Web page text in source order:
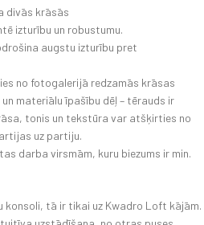
divās krāsās
izturību un robustumu.
augstu izturību pret
no fotogalerijā redzamās krāsas
materiālu īpašību dēļ – tērauds ir
tonis un tekstūra var atšķirties no
uz partiju.
darba virsmām, kuru biezums ir min.
tā ir tikai uz Kwadro Loft kājām.